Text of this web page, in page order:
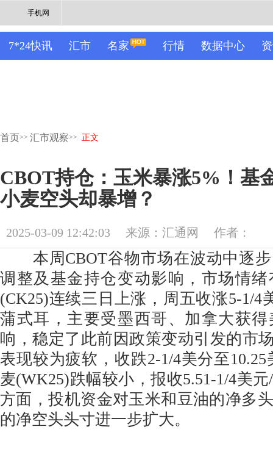
手机网
7*24快讯 汇市 名家 行情 数据中心
首页>> 汇市观察>> 正文
CBOT持仓：玉米暴涨5%！基
小麦空头却暴增？
2025-03-09 12:42:03 来源：汇通网 作者：
本周CBOT谷物市场在波动中逐步
调整及基金持仓变动影响，市场情
(CK25)连续三日上涨，周五收涨5-1/4
蒲式耳，主要受墨西哥、加拿大获
响，稳定了此前因政策变动引发的市
表现较为疲软，收跌2-1/4美分至
麦(WK25)跌幅较小，报收5.51-1/4美
方面，投机资金对玉米和豆油的净多
的净空头头寸进一步扩大。